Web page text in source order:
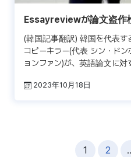
Essayreviewが論文盗作
ー契約
(韓国記事翻訳) 韓国を代表す
コピーキラー(代表 シン・ド
ョンファン)が、英語論文に
2023年10月18日
1 2